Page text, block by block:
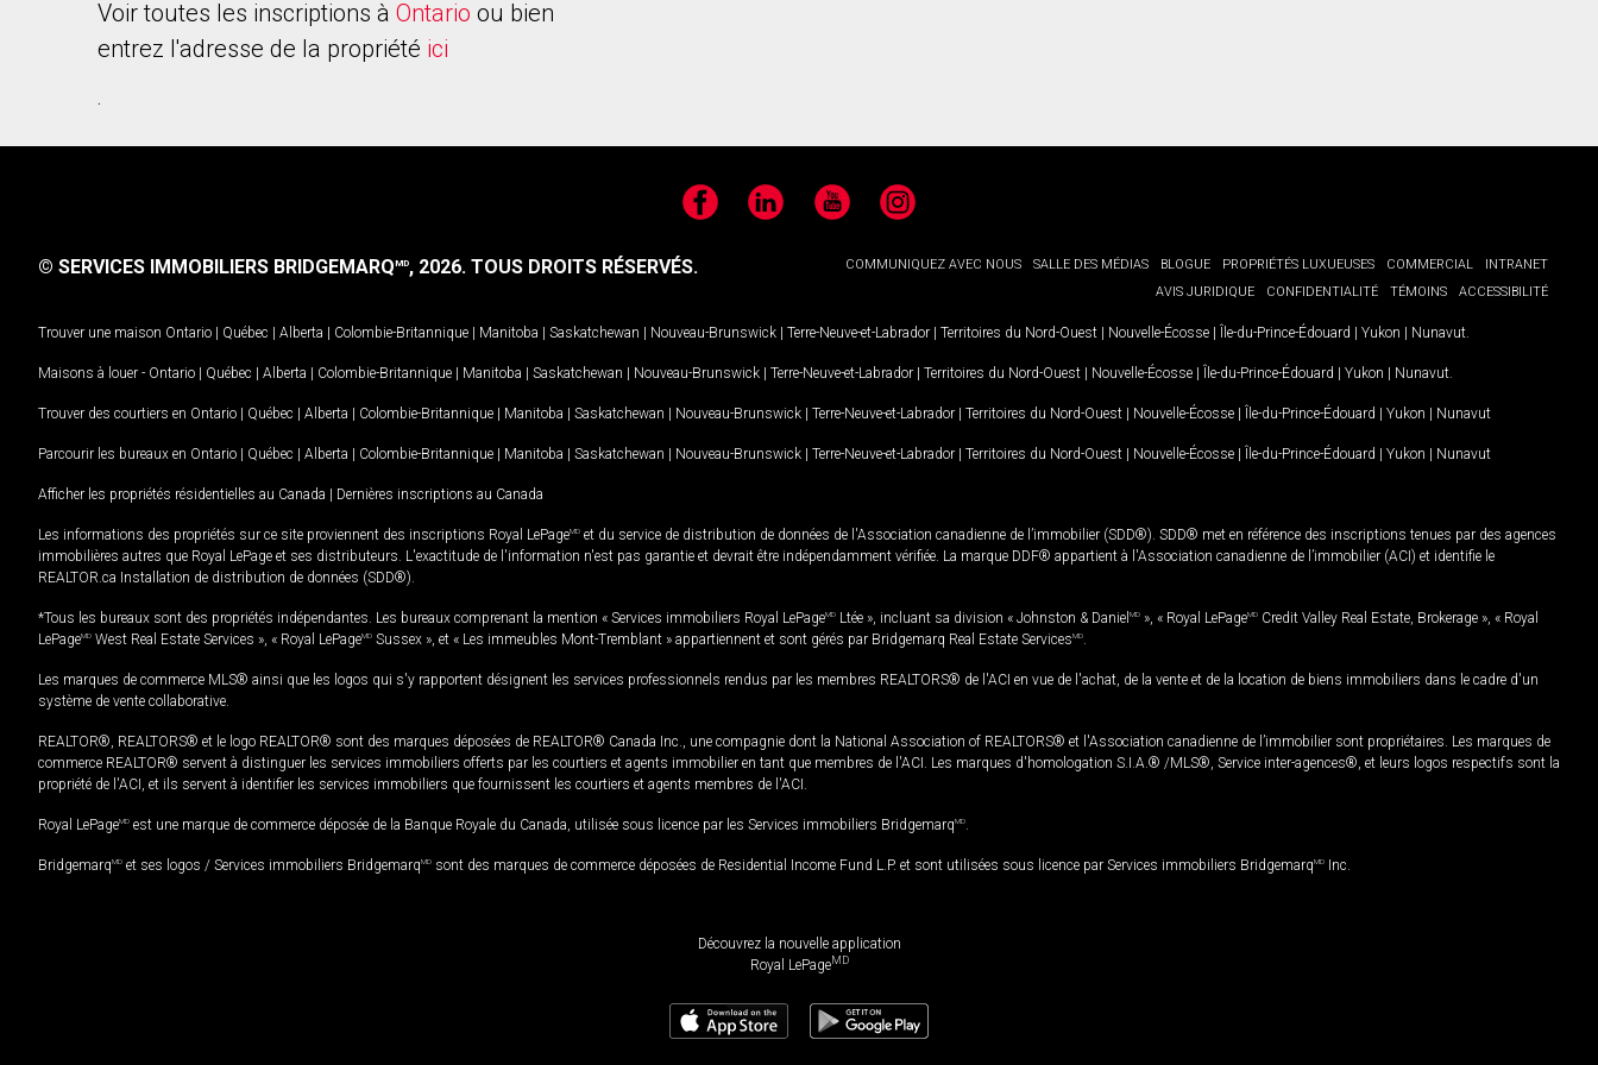
Voir toutes les inscriptions à Ontario ou bien
entrez l'adresse de la propriété ici
.
FacebookLinkedIn YouTubeInstagram
COMMUNIQUEZ AVEC NOUS SALLE DES MÉDIAS BLOGUE PROPRIÉTÉS LUXUEUSES COMMERCIAL
INTRANET
AVIS JURIDIQUE
CONFIDENTIALITÉ TÉMOINS ACCESSIBILITÉ
© SERVICES IMMOBILIERS BRIDGEMARQMD, 2026. TOUS DROITS RÉSERVÉS.
Trouver une maison Ontario | Québec | Alberta | Colombie-Britannique | Manitoba | Saskatchewan | Nouveau-Brunswick | Terre-Neuve-et-Labrador | Territoires du Nord-Ouest | Nouvelle-Écosse | Île-du-Prince-Édouard | Yukon | Nunavut
Maisons à louer - Ontario | Québec | Alberta | Colombie-Britannique | Manitoba | Saskatchewan | Nouveau-Brunswick | Terre-Neuve-et-Labrador | Territoires du Nord-Ouest | Nouvelle-Écosse | Île-du-Prince-Édouard | Yukon | Nunavut
Trouver des courtiers en Ontario | Québec | Alberta | Colombie-Britannique | Manitoba | Saskatchewan | Nouveau-Brunswick | Terre-Neuve-et-Labrador | Territoires du Nord-Ouest | Nouvelle-Écosse | Île-du-Prince-Édouard | Yukon | Nunavut
Parcourir les bureaux en Ontario | Québec | Alberta | Colombie-Britannique | Manitoba | Saskatchewan | Nouveau-Brunswick | Terre-Neuve-et-Labrador | Territoires du Nord-Ouest | Nouvelle-Écosse | Île-du-Prince-Édouard | Yukon | Nunavut
Afficher les propriétés résidentielles au Canada | Dernières inscriptions au Canada
Les informations des propriétés sur ce site proviennent des inscriptions Royal LePageMD et du service de distribution de données de l'Association canadienne de l’immobilier (SDD®). SDD® met en référence des inscriptions tenues par des agences
immobilières autres que Royal LePage et ses distributeurs. L'exactitude de l'information n'est pas garantie et devrait être indépendamment vérifiée. La marque DDF® appartient à l'Association canadienne de l’immobilier (ACI) et identifie le
REALTOR.ca Installation de distribution de données (SDD®).
*Tous les bureaux sont des propriétés indépendantes. Les bureaux comprenant la mention « Services immobiliers Royal LePageMD Ltée », incluant sa division « Johnston & Daniel MD », « Royal LePageMD Credit Valley Real Estate, Brokerage », « Royal
LePageMD West Real Estate Services », « Royal LePageMD Sussex », et « Les immeubles Mont-Tremblant » appartiennent et sont gérés par Bridgemarq Real Estate ServicesMD
Les marques de commerce MLS® ainsi que les logos qui s'y rapportent désignent les services professionnels rendus par les membres REALTORS® de l'ACI en vue de l'achat, de la vente et de la location de biens immobiliers dans le cadre d'un
système de vente collaborative.
REALTOR®, REALTORS® et le logo REALTOR® sont des marques déposées de REALTOR® Canada Inc., une compagnie dont la National Association of REALTORS® et l'Association canadienne de l’immobilier sont propriétaires. Les marques de
commerce REALTOR® servent à distinguer les services immobiliers offerts par les courtiers et agents immobilier en tant que membres de l'ACI. Les marques d'homologation S.I.A.® /MLS®, Service inter-agences®, et leurs logos respectifs sont la
propriété de l'ACI, et ils servent à identifier les services immobiliers que fournissent les courtiers et agents membres de l'ACI.
Royal LePageMD est une marque de commerce déposée de la Banque Royale du Canada, utilisée sous licence par les Services immobiliers BridgemarqMD
BridgemarqMD et ses logos / Services immobiliers BridgemarqMD sont des marques de commerce déposées de Residential Income Fund L.P. et sont utilisées sous licence par Services immobiliers BridgemarqMD Inc.
Découvrez la nouvelle application
Royal LePageMD